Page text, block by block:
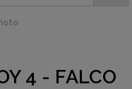
4 - FALCO